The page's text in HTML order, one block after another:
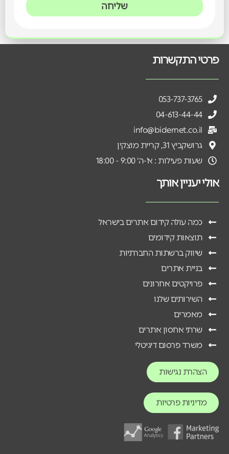
שליחה
פרטי התקשרות
053-737-3765
04-613-44-44
info@bidernet.co.il
גרושקביץ 31, קריית מוצקין
שעות פעילות : א'-ה' 9:00 - 18:00
אולי יעניין אותך
כמה עולה קידום אתרים בישראל
תוצאות קידומים
שיווק ברשתות החברתיות
בניית אתרים
פרויקטים אחרונים
השירותים שלנו
מאמרים
שרתי אחסון אתרים
משרד פרסום דיגיטלי
הצהרת נגישות
מדיניות פרטיות